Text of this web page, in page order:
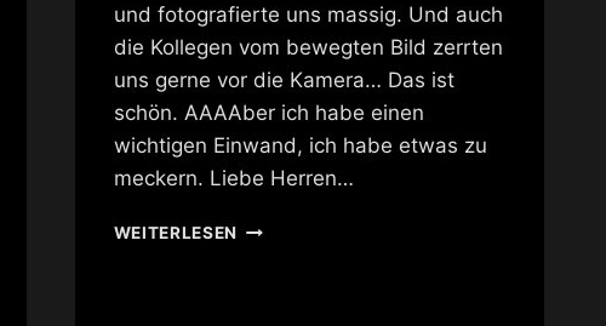
und fotografierte uns massig. Und auch
die Kollegen vom bewegten Bild zerrten
uns gerne vor die Kamera… Das ist
schön. AAAAber ich habe einen
wichtigen Einwand, ich habe etwas zu
meckern. Liebe Herren…
WEITERLESEN ROCKY